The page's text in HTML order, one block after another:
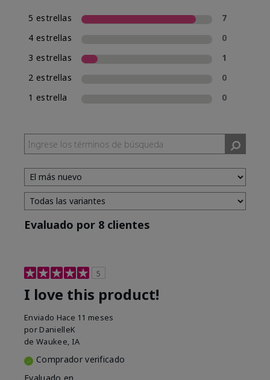
5 estrellas
7
4 estrellas
0
3 estrellas
1
2 estrellas
0
1 estrella
0
Evaluado por 8 clientes
5
I love this product!
Enviado Hace 11 meses
por DanielleK
de Waukee, IA
Comprador verificado